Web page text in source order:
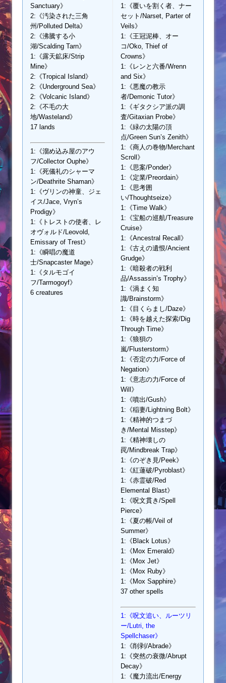
Sanctuary》
2:《汚染された三角
州/Polluted Delta》
2:《沸騰する小
湖/Scalding Tarn》
1:《露天鉱床/Strip
Mine》
2:《Tropical Island》
2:《Underground Sea》
2:《Volcanic Island》
2:《不毛の大
地/Wasteland》
17 lands
1:《溜め込み屋のアウ
フ/Collector Ouphe》
1:《死儀礼のシャーマ
ン/Deathrite Shaman》
1:《ヴリンの神童、ジェ
イス/Jace, Vryn’s
Prodigy》
1:《トレストの使者、レ
オヴォルド/Leovold,
Emissary of Trest》
1:《瞬唱の魔道
士/Snapcaster Mage》
1:《タルモゴイ
フ/Tarmogoyf》
6 creatures
1:《覆いを割く者、ナー
セット/Narset, Parter of
Veils》
1:《王冠泥棒、オー
コ/Oko, Thief of
Crowns》
1:《レンと六番/Wrenn
and Six》
1:《悪魔の教示
者/Demonic Tutor》
1:《ギタクシア派の調
査/Gitaxian Probe》
1:《緑の太陽の頂
点/Green Sun’s Zenith》
1:《商人の巻物/Merchant
Scroll》
1:《思案/Ponder》
1:《定業/Preordain》
1:《思考囲
い/Thoughtseize》
1:《Time Walk》
1:《宝船の巡航/Treasure
Cruise》
1:《Ancestral Recall》
1:《古えの遺恨/Ancient
Grudge》
1:《暗殺者の戦利
品/Assassin’s Trophy》
1:《渦まく知
識/Brainstorm》
1:《目くらまし/Daze》
1:《時を越えた探索/Dig
Through Time》
1:《狼狽の
嵐/Flusterstorm》
1:《否定の力/Force of
Negation》
1:《意志の力/Force of
Will》
1:《噴出/Gush》
1:《稲妻/Lightning Bolt》
1:《精神的つまづ
き/Mental Misstep》
1:《精神壊しの
罠/Mindbreak Trap》
1:《のぞき見/Peek》
1:《紅蓮破/Pyroblast》
1:《赤霊破/Red
Elemental Blast》
1:《呪文貫き/Spell
Pierce》
1:《夏の帳/Veil of
Summer》
1:《Black Lotus》
1:《Mox Emerald》
1:《Mox Jet》
1:《Mox Ruby》
1:《Mox Sapphire》
37 other spells
1:《呪文追い、ルーツリ
ー/Lutri, the
Spellchaser》
1:《削剥/Abrade》
1:《突然の衰微/Abrupt
Decay》
1:《魔力流出/Energy